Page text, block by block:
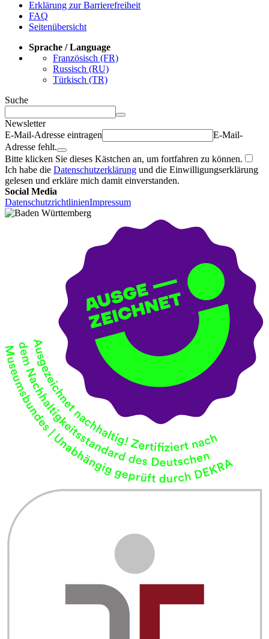
Erklärung zur Barrierefreiheit
FAQ
Seitenübersicht
Sprache / Language
Französisch (FR)
Russisch (RU)
Türkisch (TR)
Suche
Newsletter
E-Mail-Adresse eintragen
E-Mail-
Adresse fehlt.
Bitte klicken Sie dieses Kästchen an, um fortfahren zu können.
Ich habe die Datenschutzerklärung und die Einwilligungserklärung
gelesen und erkläre mich damit einverstanden.
Social Media
DatenschutzrichtlinienImpressum